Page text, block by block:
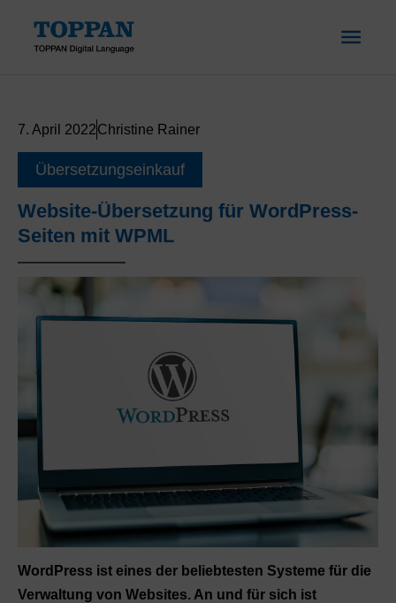
content
7. April 2022Christine Rainer
Übersetzungseinkauf
Website-Übersetzung für WordPress-
Seiten mit WPML
WordPress ist eines der beliebtesten Systeme für die
Verwaltung von Websites. An und für sich ist